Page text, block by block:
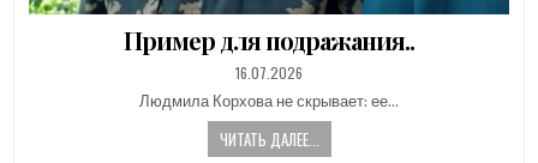
Пример для подражания..
PUBLISHED
DATE:
16.07.2026
Людмила Корхова не скрывает: ее…
ЧИТАТЬ ДАЛЕЕ...